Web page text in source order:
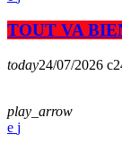
TOUT VA
today24/07/2026
play_arrow